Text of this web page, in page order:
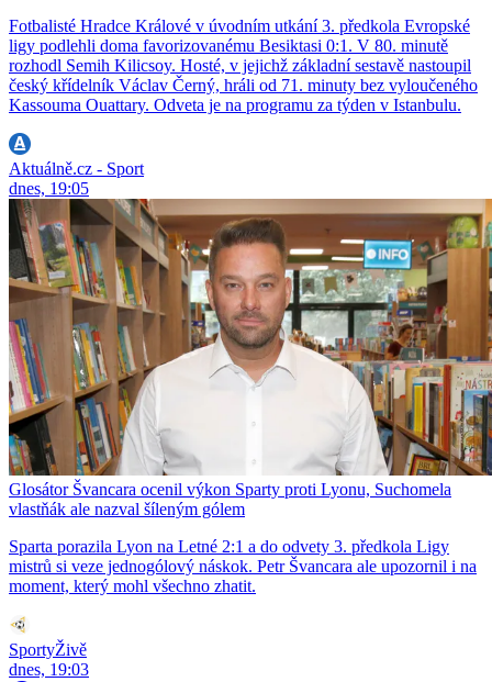
Fotbalisté Hradce Králové v úvodním utkání 3. předkola Evropské
ligy podlehli doma favorizovanému Besiktasi 0:1. V 80. minutě
rozhodl Semih Kilicsoy. Hosté, v jejichž základní sestavě nastoupil
český křídelník Václav Černý, hráli od 71. minuty bez vyloučeného
Kassouma Ouattary. Odveta je na programu za týden v Istanbulu.
Aktuálně.cz - Sport
dnes, 19:05
Glosátor Švancara ocenil výkon Sparty proti Lyonu, Suchomela
vlastňák ale nazval šíleným gólem
Sparta porazila Lyon na Letné 2:1 a do odvety 3. předkola Ligy
mistrů si veze jednogólový náskok. Petr Švancara ale upozornil i na
moment, který mohl všechno zhatit.
SportyŽivě
dnes, 19:03